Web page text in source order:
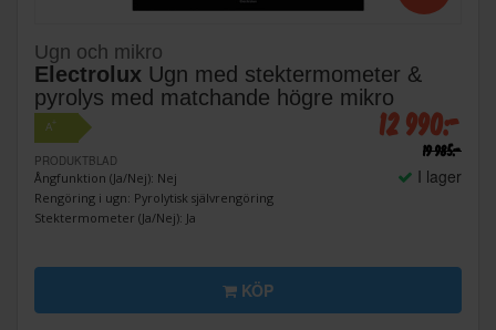
Ugn och mikro
Electrolux Ugn med stektermometer &
pyrolys med matchande högre mikro
A+
PRODUKTBLAD
Ångfunktion (Ja/Nej): Nej
Rengöring i ugn: Pyrolytisk självrengöring
Stektermometer (Ja/Nej): Ja
12 990:-
19 985:-
I lager
KÖP